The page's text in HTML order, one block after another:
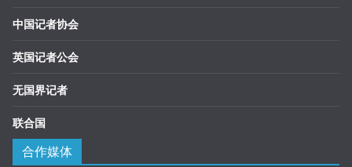
中国记者协会
英国记者公会
无国界记者
联合国
合作媒体